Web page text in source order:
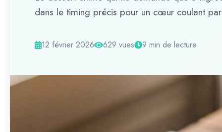
dans le timing précis pour un cœur coulant
12 février 2026 629 vues 9 min de lecture